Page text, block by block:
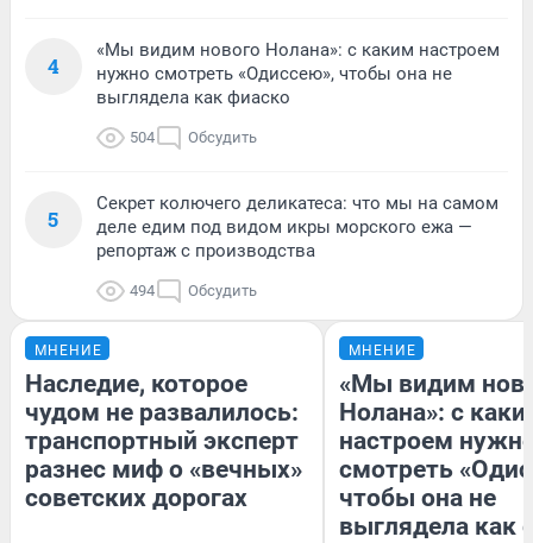
4
«Мы видим нового Нолана»: с каким настроем
нужно смотреть «Одиссею», чтобы она не
выглядела как фиаско
504 Обсудить
5
Секрет колючего деликатеса: что мы на самом
деле едим под видом икры морского ежа —
репортаж с производства
494 Обсудить
МНЕНИЕ
Наследие, которое
чудом не развалилось:
транспортный эксперт
разнес миф о «вечных»
советских дорогах
МНЕНИЕ
«Мы видим
Нолана»: с
настроем
смотреть
чтобы она не
выглядела как